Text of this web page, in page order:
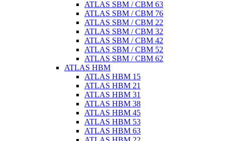
ATLAS SBM / CBM 63
ATLAS SBM / CBM 76
ATLAS SBM / CBM 22
ATLAS SBM / CBM 32
ATLAS SBM / CBM 42
ATLAS SBM / CBM 52
ATLAS SBM / CBM 62
ATLAS HBM
ATLAS HBM 15
ATLAS HBM 21
ATLAS HBM 31
ATLAS HBM 38
ATLAS HBM 45
ATLAS HBM 53
ATLAS HBM 63